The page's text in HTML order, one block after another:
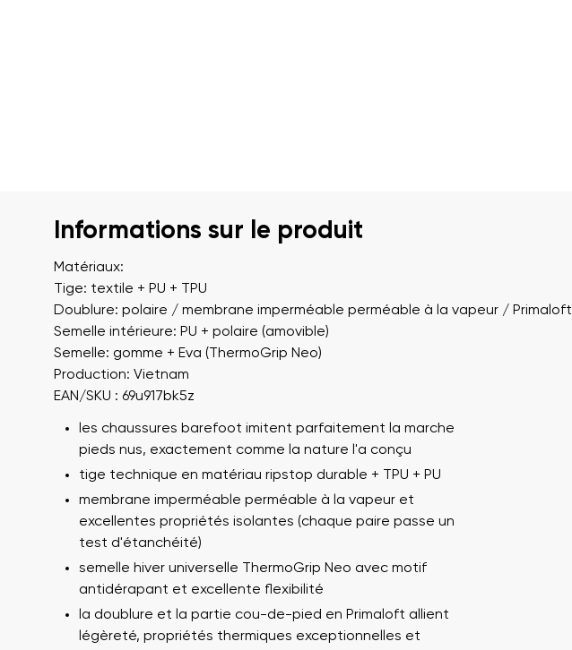
Informations sur le produit
Matériaux:
Tige: textile + PU + TPU
Doublure: polaire / membrane imperméable perméable à la vapeur / Primaloft
Semelle intérieure: PU + polaire (amovible)
Semelle: gomme + Eva (ThermoGrip Neo)
Production: Vietnam
EAN/SKU : 69u917bk5z
les chaussures barefoot imitent parfaitement la marche
pieds nus, exactement comme la nature l'a conçu
tige technique en matériau ripstop durable + TPU + PU
membrane imperméable perméable à la vapeur et
excellentes propriétés isolantes (chaque paire passe un
test d'étanchéité)
semelle hiver universelle ThermoGrip Neo avec motif
antidérapant et excellente flexibilité
la doublure et la partie cou-de-pied en Primaloft allient
légèreté, propriétés thermiques exceptionnelles et
Votre prénom et nom
Votre prénom